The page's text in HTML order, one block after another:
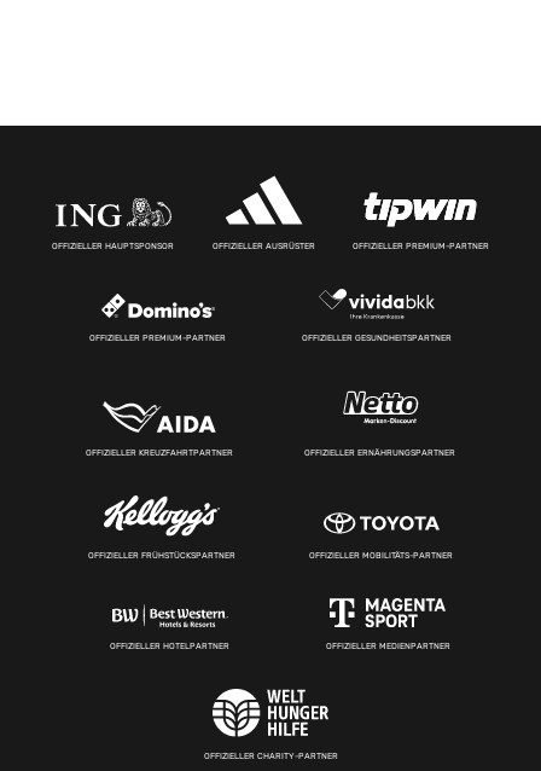
OFFIZIELLER HAUPTSPONSOR OFFIZIELLER AUSRÜSTER OFFIZIELLER PREMIUM-PARTNER
OFFIZIELLER PREMIUM-PARTNER OFFIZIELLER GESUNDHEITSPARTNER
OFFIZIELLER KREUZFAHRTPARTNER OFFIZIELLER ERNÄHRUNGSPARTNER
OFFIZIELLER FRÜHSTÜCKSPARTNER OFFIZIELLER MOBILITÄTS-PARTNER
OFFIZIELLER HOTELPARTNER OFFIZIELLER MEDIENPARTNER
OFFIZIELLER CHARITY-PARTNER